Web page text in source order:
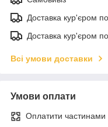
Доставка кур'єром по
Доставка кур'єром по
Всі умови доставки
Умови оплати
Оплатити частинами